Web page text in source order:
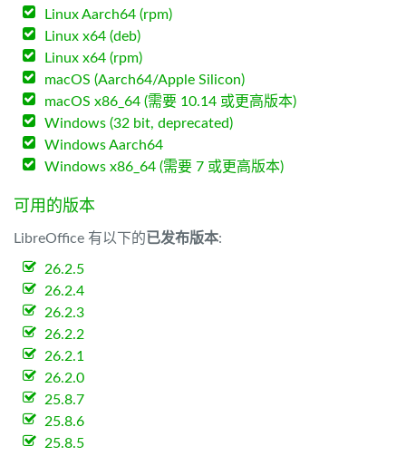
Linux Aarch64 (rpm)
Linux x64 (deb)
Linux x64 (rpm)
macOS (Aarch64/Apple Silicon)
macOS x86_64 (需要 10.14 或更高版本)
Windows (32 bit, deprecated)
Windows Aarch64
Windows x86_64 (需要 7 或更高版本)
可用的版本
LibreOffice 有以下的已发布版本:
26.2.5
26.2.4
26.2.3
26.2.2
26.2.1
26.2.0
25.8.7
25.8.6
25.8.5